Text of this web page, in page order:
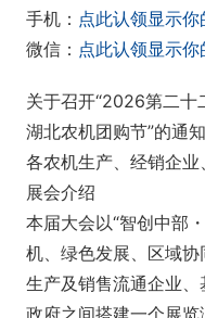
手机： 点此认领显示
微信： 点此认领显示
关于召开“2026第二十
湖北农机团购节”的通知
各农机生产、经销企
展会介绍
本届大会以“智创中部
机、绿色发展、区域
生产及销售流通企业、
政府之间搭建一个展